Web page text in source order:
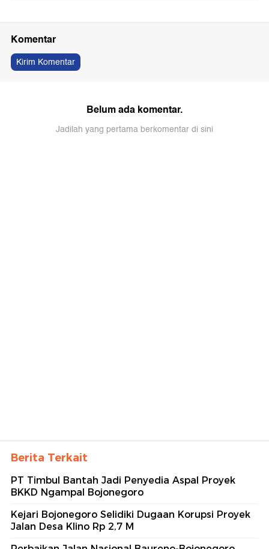
Komentar
Kirim Komentar
Belum ada komentar.
Jadilah yang pertama berkomentar di sini
Berita Terkait
PT Timbul Bantah Jadi Penyedia Aspal Proyek
BKKD Ngampal Bojonegoro
Kejari Bojonegoro Selidiki Dugaan Korupsi Proyek
Jalan Desa Klino Rp 2,7 M